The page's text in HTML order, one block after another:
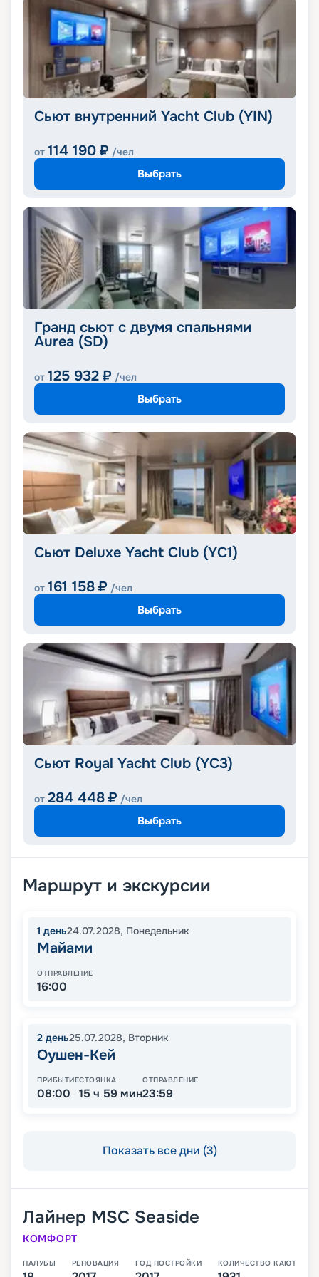
Сьют внутренний Yacht Club (YIN)
от 114 190 ₽ /чел
Выбрать
Гранд сьют с двумя спальнями
Aurea (SD)
от 125 932 ₽ /чел
Выбрать
Сьют Deluxe Yacht Club (YC1)
от 161 158 ₽ /чел
Выбрать
Сьют Royal Yacht Club (YC3)
от 284 448 ₽ /чел
Выбрать
Маршрут и экскурсии
1 день24.07.2028, Понедельник
Майами
ОТПРАВЛЕНИЕ
16:00
2 день25.07.2028, Вторник
Оушен-Кей
ПРИБЫТИЕ
08:00
СТОЯНКА
15 ч 59 мин
ОТПРАВЛЕНИЕ
23:59
Показать все дни (3)
Лайнер MSC Seaside
КОМФОРТ
ПАЛУБЫ РЕНОВАЦИЯ ГОД ПОСТРОЙКИ КОЛИЧЕСТВО КАЮТ